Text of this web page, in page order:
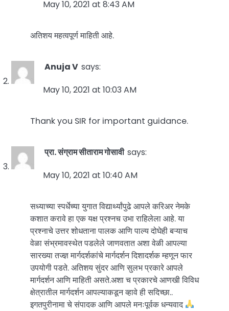
May 10, 2021 at 8:43 AM
अतिशय महत्वपूर्ण माहिती आहे.
Anuja V says:
May 10, 2021 at 10:03 AM
Thank you SIR for important guidance.
प्रा. संग्राम सीताराम गोसावी says:
May 10, 2021 at 10:40 AM
सध्याच्या स्पर्धेच्या युगात विद्यार्थ्यांपुढे आपले करिअर नेमके
कशात करावे हा एक यक्ष प्रश्नच उभा राहिलेला आहे. या
प्रश्नाचे उत्तर शोधताना पालक आणि पाल्य दोघेही बऱ्याच
वेळा संभ्रमावस्थेत पडलेले जाणवतात अशा वेळी आपल्या
सारख्या तज्ज्ञ मार्गदर्शकांचे मार्गदर्शन दिशादर्शक म्हणून फार
उपयोगी पडते. अतिशय सुंदर आणि सुलभ प्रकारे आपले
मार्गदर्शन आणि माहिती असते.अशा च प्रकारचे आणखी विविध
क्षेत्रातील मार्गदर्शन आपल्याकडून व्हावे ही सदिच्छा..
इगतपुरीनामा चे संपादक आणि आपले मनःपूर्वक धन्यवाद